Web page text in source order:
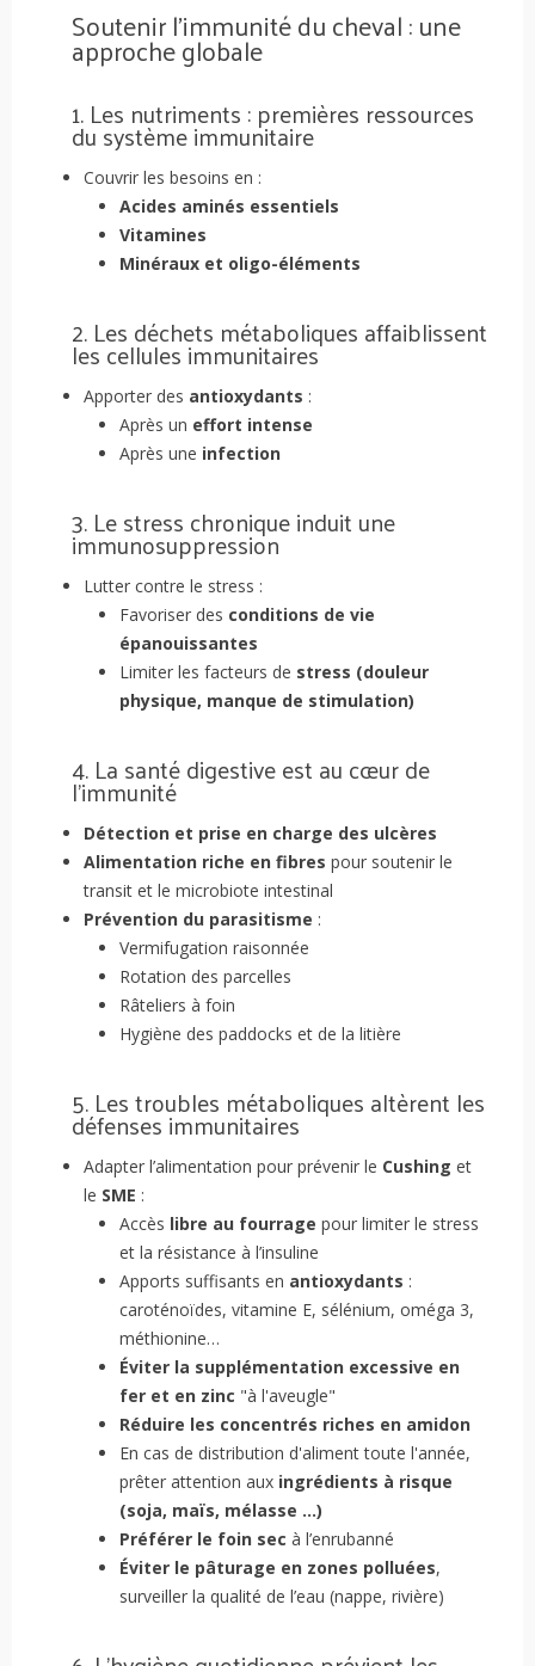
Soutenir l’immunité du cheval : une
approche globale
1. Les nutriments : premières ressources
du système immunitaire
Couvrir les besoins en :
Acides aminés essentiels
Vitamines
Minéraux et oligo-éléments
2. Les déchets métaboliques affaiblissent
les cellules immunitaires
Apporter des antioxydants :
Après un effort intense
Après une infection
3. Le stress chronique induit une
immunosuppression
Lutter contre le stress :
Favoriser des conditions de vie
épanouissantes
Limiter les facteurs de stress (douleur
physique, manque de stimulation)
4. La santé digestive est au cœur de
l’immunité
Détection et prise en charge des ulcères
Alimentation riche en fibres pour soutenir le
transit et le microbiote intestinal
Prévention du parasitisme :
Vermifugation raisonnée
Rotation des parcelles
Râteliers à foin
Hygiène des paddocks et de la litière
5. Les troubles métaboliques altèrent les
défenses immunitaires
Adapter l’alimentation pour prévenir le Cushing et
le SME :
Accès libre au fourrage pour limiter le stress
et la résistance à l’insuline
Apports suffisants en antioxydants :
caroténoïdes, vitamine E, sélénium, oméga 3,
méthionine…
Éviter la supplémentation excessive en
fer et en zinc "à l'aveugle"
Réduire les concentrés riches en amidon
En cas de distribution d'aliment toute l'année,
prêter attention aux ingrédients à risque
(soja, maïs, mélasse ...)
Préférer le foin sec à l’enrubanné
Éviter le pâturage en zones polluées,
surveiller la qualité de l’eau (nappe, rivière)